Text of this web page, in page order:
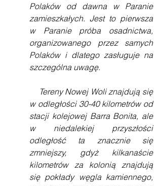
Polaków od dawna w Paranie
zamieszkałych. Jest to pierwsza
w Paranie próba osadnictwa,
organizowanego przez samych
Polaków i dlatego zasługuje na
szczególna uwagę.
w odległości 30-40 kilometrów od
stacji kolejowej Barra Bonita, ale
w niedalekiej przyszłości
odległość ta znacznie się
zmniejszy, gdyż kilkanaście
kilometrów za kolonią znajdują
się pokłady węgla kamiennego,